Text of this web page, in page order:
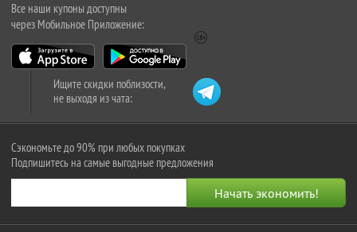
Все наши купоны доступны
через Мобильное Приложение:
Ищите скидки поблизости,
не выходя из чата:
Сэкономьте до 90% при любых покупках
Подпишитесь на самые выгодные предложения